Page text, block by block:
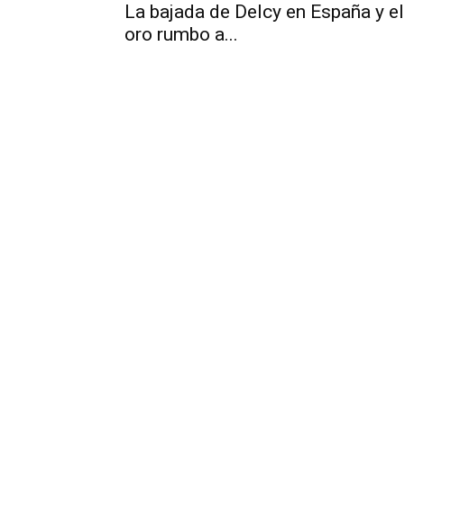
La bajada de Delcy en España y el
oro rumbo a...